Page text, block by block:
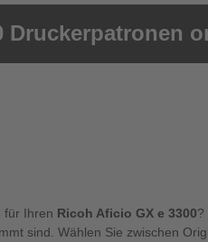
Druckerpatronen
für Ihren Ricoh Aficio GX e 3300?
sind. Wählen Sie zwischen